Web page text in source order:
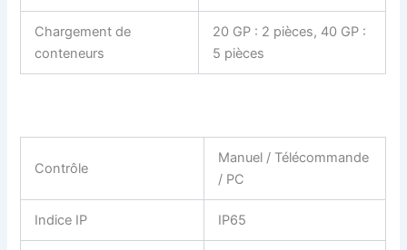
Chargement de
conteneurs
20 GP : 2 pièces, 40 GP :
5 pièces
Contrôle
Manuel / Télécommande
/ PC
Indice IP IP65